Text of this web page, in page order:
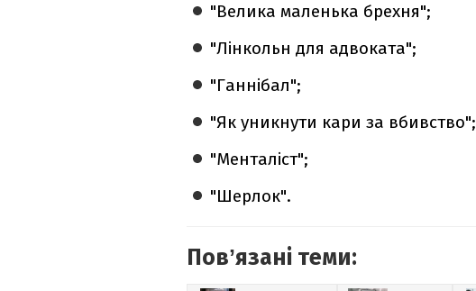
"Велика маленька брехня";
"Лінкольн для адвоката";
"Ганнібал";
"Як уникнути кари за вбивство";
"Менталіст";
"Шерлок".
Повʼязані теми: